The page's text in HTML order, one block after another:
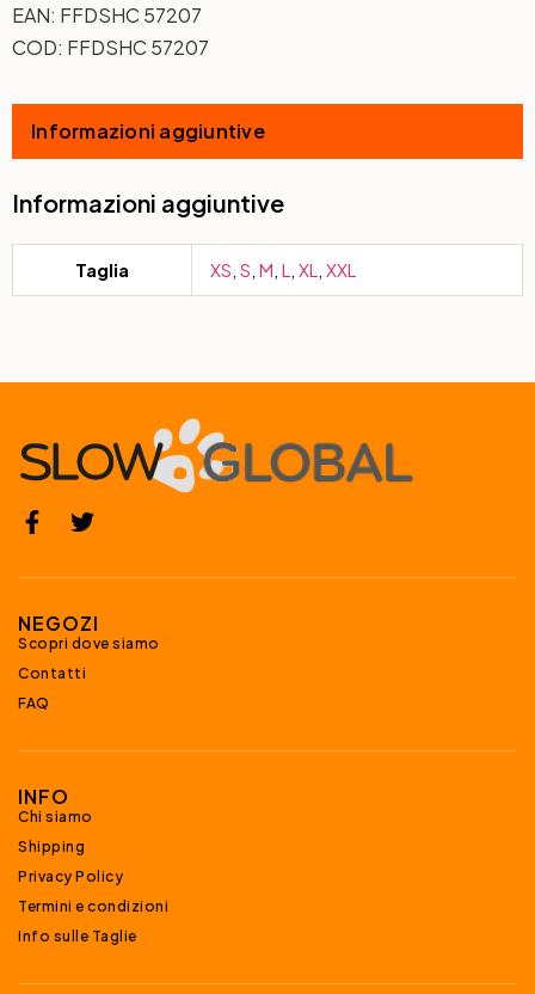
EAN: FFDSHC 57207
COD: FFDSHC 57207
Informazioni aggiuntive
Informazioni aggiuntive
Taglia XS, S, M, L , XL , XXL
NEGOZI
Scopri dove siamo
Contatti
FAQ
INFO
Chi siamo
Shipping
Privacy Policy
Termini e condizioni
Info sulle Taglie